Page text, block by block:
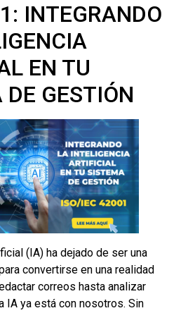
INTEGRANDO
EN TU
GESTIÓN
(IA) ha dejado de ser una
convertirse en una realidad
correos hasta analizar
IA ya está con nosotros. Sin